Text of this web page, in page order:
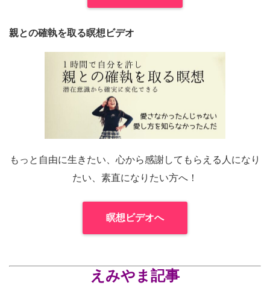
親との確執を取る瞑想ビデオ
もっと自由に生きたい、心から感謝してもらえる人になり
たい、素直になりたい方へ！
瞑想ビデオへ
えみやま記事